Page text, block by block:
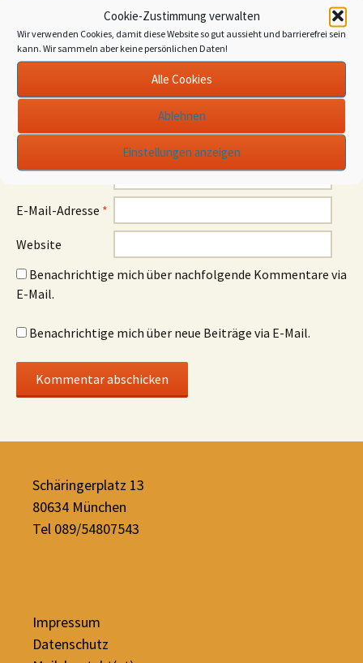
Cookie-Zustimmung verwalten
Wir verwenden Cookies, damit diese Website so gut aussieht und barrierefrei sein
kann. Wir sammeln aber keine persönlichen Daten!
Alle Cookies
Ablehnen
Einstellungen anzeigen
Deine E-Mail-Adresse wird nicht veröffentlicht.
Erforderliche Felder sind mit*markiert
Kommentar*
Name*
E-Mail-Adresse *
Website
Benachrichtige mich über nachfolgende Kommentare via
E-Mail.
Benachrichtige mich über neue Beiträge via E-Mail.
Schäringerplatz 13
80634 München
Tel 089/54807543
Impressum
Datenschutz